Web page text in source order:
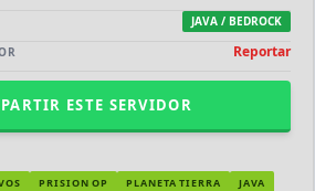
JAVA / BEDROCK
Reportar
ESTE SERVIDOR
PRISION OP PLANETA TIERRA
JAVA